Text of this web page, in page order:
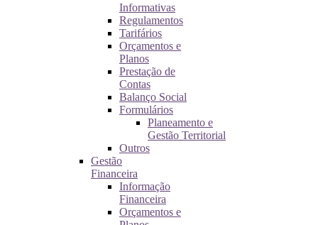
Informativas
Regulamentos
Tarifários
Orçamentos e
Planos
Prestação de
Contas
Balanço Social
Formulários
Planeamento e
Gestão Territorial
Outros
Gestão
Financeira
Informação
Financeira
Orçamentos e